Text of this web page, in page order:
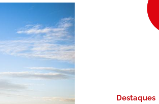
Destaques